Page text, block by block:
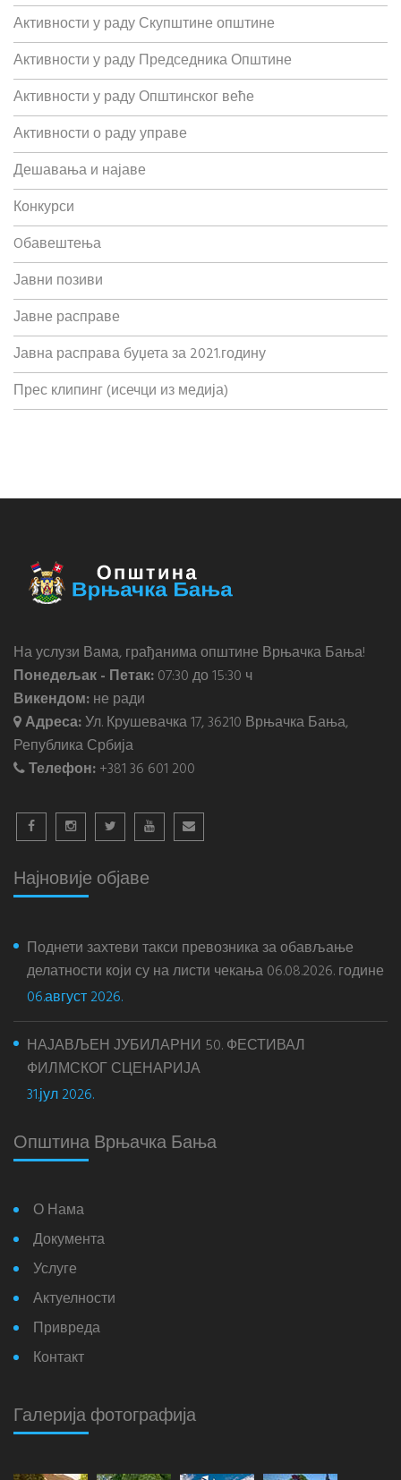
Активности у раду Скупштине општине
Активности у раду Председника Општине
Активности у раду Општинског веће
Активности о раду управе
Дешавања и најаве
Конкурси
Oбавештења
Јавни позиви
Јавне расправе
Јавна расправа буџета за 2021.годину
Прес клипинг (исечци из медија)
На услузи Вама, грађанима општине Врњачка Бања!
Понедељак - Петак:07:30 до 15:30 ч
Викендом:не ради
Адреса:Ул. Крушевачка 17, 36210 Врњачка Бања,
Република Србија
Телефон:+381 36 601 200
Најновије објаве
Поднети захтеви такси превозника за обављање
делатности који су на листи чекања 06.08.2026. године
06.август 2026.
НАЈАВЉЕН ЈУБИЛАРНИ 50. ФЕСТИВАЛ
ФИЛМСКОГ СЦЕНАРИЈА
31.јул 2026.
Општина Врњачка Бања
О Нама
Документа
Услуге
Актуелности
Привреда
Контакт
Галерија фотографија